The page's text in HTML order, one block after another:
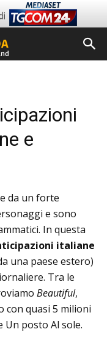
e
da un forte
e sono
In questa
italiane
una paese estero)
Tra le
Beautiful,
con quasi 5 milioni
Un posto Al sole.